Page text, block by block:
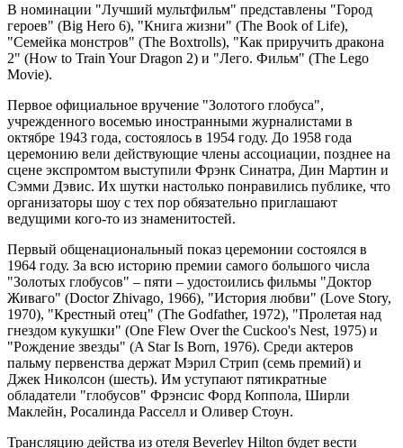
В номинации "Лучший мультфильм" представлены "Город
героев" (Big Hero 6), "Книга жизни" (The Book of Life),
"Семейка монстров" (The Boxtrolls), "Как приручить дракона
2" (How to Train Your Dragon 2) и "Лего. Фильм" (The Lego
Movie).
Первое официальное вручение "Золотого глобуса",
учрежденного восемью иностранными журналистами в
октябре 1943 года, состоялось в 1954 году. До 1958 года
церемонию вели действующие члены ассоциации, позднее на
сцене экспромтом выступили Фрэнк Синатра, Дин Мартин и
Сэмми Дэвис. Их шутки настолько понравились публике, что
организаторы шоу с тех пор обязательно приглашают
ведущими кого-то из знаменитостей.
Первый общенациональный показ церемонии состоялся в
1964 году. За всю историю премии самого большого числа
"Золотых глобусов" – пяти – удостоились фильмы "Доктор
Живаго" (Doctor Zhivago, 1966), "История любви" (Love Story,
1970), "Крестный отец" (The Godfather, 1972), "Пролетая над
гнездом кукушки" (One Flew Over the Cuckoo's Nest, 1975) и
"Рождение звезды" (A Star Is Born, 1976). Среди актеров
пальму первенства держат Мэрил Стрип (семь премий) и
Джек Николсон (шесть). Им уступают пятикратные
обладатели "глобусов" Фрэнсис Форд Коппола, Ширли
Маклейн, Росалинда Расселл и Оливер Стоун.
Трансляцию действа из отеля Beverley Hilton будет вести